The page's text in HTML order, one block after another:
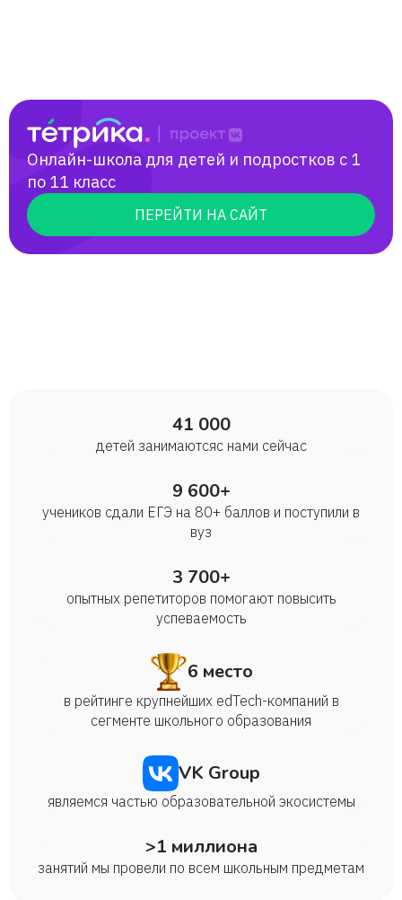
Онлайн-школа для детей и подростков с 1
по 11 класс
ПЕРЕЙТИ НА САЙТ
41 000
детей занимаются с нами сейчас
9 600+
учеников сдали ЕГЭ на 80+ баллов и поступили в
вуз
3 700+
опытных репетиторов помогают повысить
успеваемость
6 место
в рейтинге крупнейших edTech-компаний в
сегменте школьного образования
VK Group
являемся частью образовательной экосистемы
>1 миллиона
занятий мы провели по всем школьным предметам